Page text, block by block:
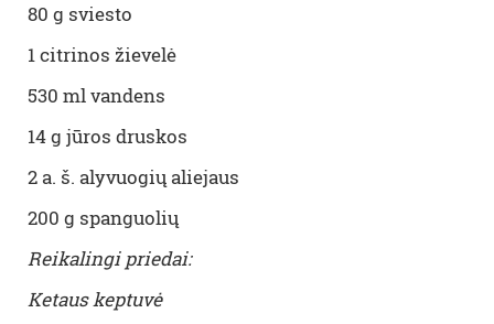
80 g sviesto
1 citrinos žievelė
530 ml vandens
14 g jūros druskos
2 a. š. alyvuogių aliejaus
200 g spanguolių
Reikalingi priedai:
Ketaus keptuvė